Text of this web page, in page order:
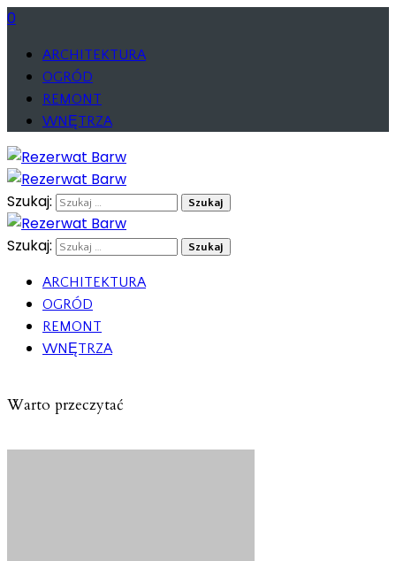
0
ARCHITEKTURA
OGRÓD
REMONT
WNĘTRZA
Szukaj:
Szukaj:
ARCHITEKTURA
OGRÓD
REMONT
WNĘTRZA
Warto przeczytać